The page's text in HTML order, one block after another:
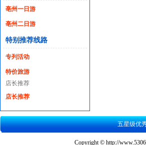
亳州一日游
亳州二日游
特别推荐线路
专列活动
特价旅游
店长推荐
店长推荐
五星级优
Copyright © http://